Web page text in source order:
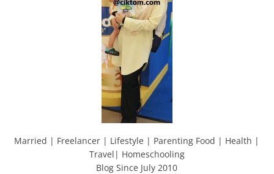
Married | Freelancer | Lifestyle | Parenting Food | Health |
Travel| Homeschooling
Blog Since July 2010